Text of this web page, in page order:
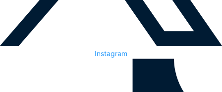
Instagram